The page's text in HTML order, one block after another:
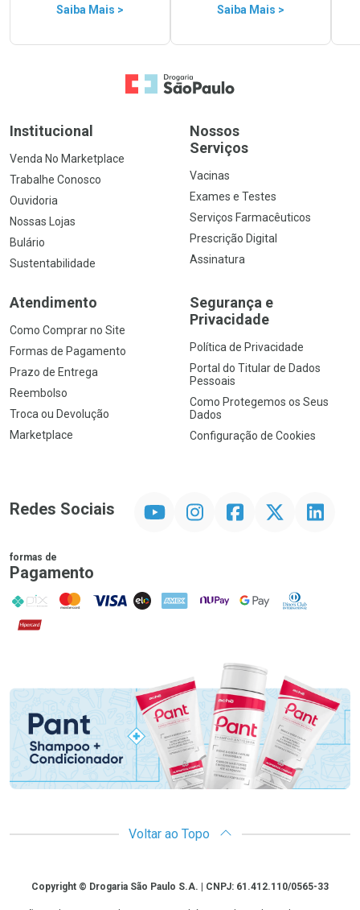
Saiba Mais > Saiba Mais >
Ir para a Home
Institucional
Venda No Marketplace
Trabalhe Conosco
Ouvidoria
Nossas Lojas
Bulário
Sustentabilidade
Nossos
Serviços
Vacinas
Exames e Testes
Serviços Farmacêuticos
Prescrição Digital
Assinatura
Atendimento
Como Comprar no Site
Formas de Pagamento
Prazo de Entrega
Reembolso
Troca ou Devolução
Marketplace
Segurança e
Privacidade
Política de Privacidade
Portal do Titular de Dados
Pessoais
Como Protegemos os Seus
Dados
Configuração de Cookies
Redes Sociais InstagramFacebookTwitter Linkedin
formas de
Pagamento
PIX MasterCard
VISA ELO AMEX NuPay Google PayDiners Club
Hipercard
Promoção em Destaque
Voltar ao Topo
CopyrightCopyright © Drogaria São Paulo S.A. | CNPJ: 61.412.110/0565-33